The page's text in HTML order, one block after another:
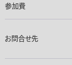
参加費
お問合せ先